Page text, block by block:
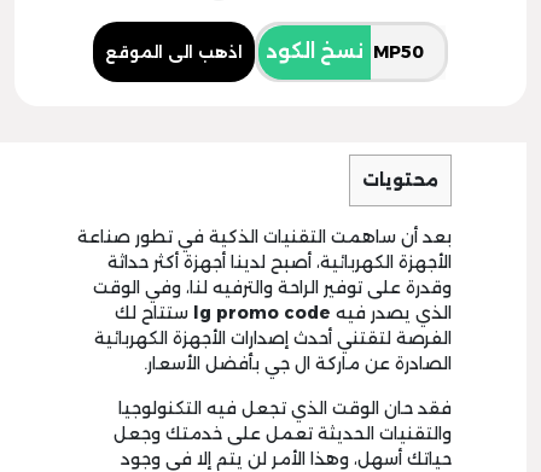
نسخ الكود اذهب الى الموقع
محتويات
بعد أن ساهمت التقنيات الذكية في تطور صناعة
الأجهزة الكهربائية، أصبح لدينا أجهزة أكثر حداثة
وقدرة على توفير الراحة والترفيه لنا، وفي الوقت
الذي يصدر فيه
lg promo code
ستتاح لك
الفرصة لتقتني أحدث إصدارات الأجهزة الكهربائية
الصادرة عن ماركة ال جي بأفضل الأسعار.
فقد حان الوقت الذي تجعل فيه التكنولوجيا
والتقنيات الحديثة تعمل على خدمتك وجعل
حياتك أسهل، وهذا الأمر لن يتم إلا في وجود